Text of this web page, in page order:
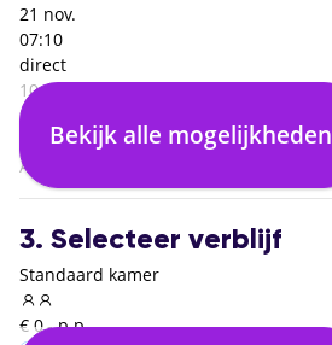
21 nov.
07:10
direct
10:40
Malta (MLA)
03:30
Amsterdam (AMS)
Bekijk alle mogelijkheden
3. Selecteer verblijf
Standaard kamer
€ 0,- p.p.